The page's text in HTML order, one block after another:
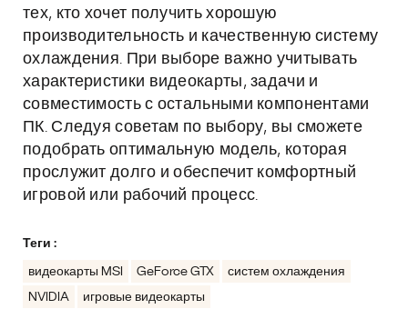
тех, кто хочет получить хорошую
производительность и качественную систему
охлаждения. При выборе важно учитывать
характеристики видеокарты, задачи и
совместимость с остальными компонентами
ПК. Следуя советам по выбору, вы сможете
подобрать оптимальную модель, которая
прослужит долго и обеспечит комфортный
игровой или рабочий процесс.
Теги :
видеокарты MSI GeForce GTX
систем охлаждения
NVIDIA
игровые видеокарты